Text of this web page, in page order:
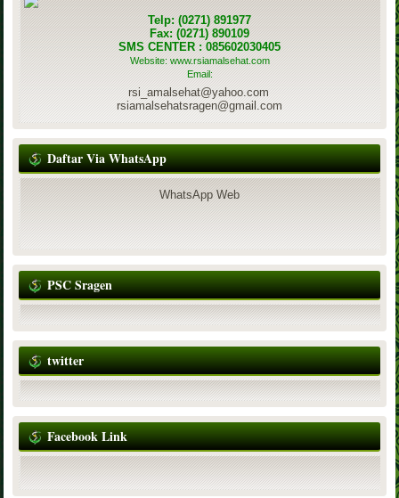
Telp: (0271) 891977
Fax: (0271) 890109
SMS CENTER : 085602030405
Website: www.rsiamalsehat.com
Email:
rsi_amalsehat@yahoo.com
rsiamalsehatsragen@gmail.com
Daftar Via WhatsApp
WhatsApp Web
PSC Sragen
twitter
Facebook Link